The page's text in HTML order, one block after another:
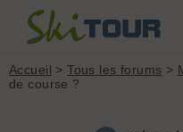
Accueil >Tous les forums >
de course ?